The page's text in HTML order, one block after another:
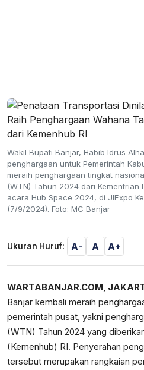
Wakil Bupati Banjar, Habib Idrus
penghargaan untuk Pemerintah
meraih penghargaan tingkat
(WTN) Tahun 2024 dari Kementrian
acara Hub Space 2024, di JIExpo
(7/9/2024). Foto: MC Banjar
Ukuran Huruf: A- A A+
WARTABANJAR.COM,
Banjar kembali meraih
pemerintah pusat, yakni
(WTN) Tahun 2024 yang
(Kemenhub) RI. Penyerahan
tersebut merupakan rangkaian